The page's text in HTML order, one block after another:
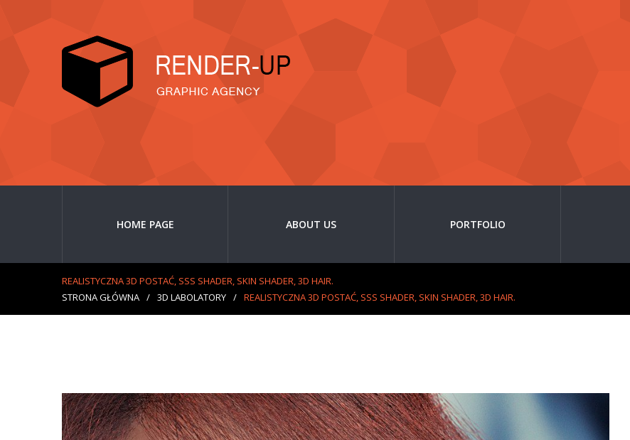
HOME PAGE ABOUT US PORTFOLIO
REALISTYCZNA 3D POSTAĆ, SSS SHADER, SKIN SHADER, 3D HAIR.
STRONA GŁÓWNA / 3D LABOLATORY / REALISTYCZNA 3D POSTAĆ, SSS SHADER, SKIN SHADER, 3D HAIR.